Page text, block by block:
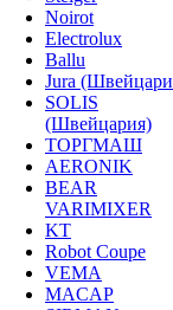
Noirot
Electrolux
Ballu
Jura
SOLIS
(Швейцария)
ТОРГМАШ
AERONIK
BEAR
VARIMIXER
KT
Robot Coupe
VEMA
MACAP